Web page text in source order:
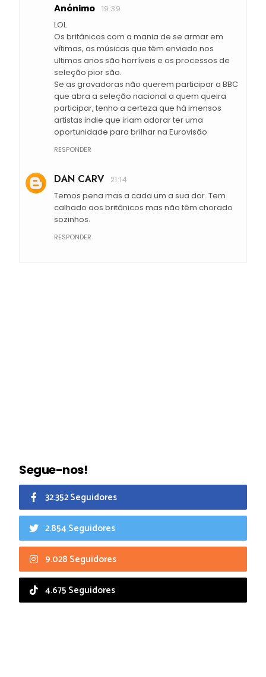
Anónimo 19:39
LOL
Os britânicos com a mania de se armar em
vítimas, as músicas que têm enviado nos
ultimos anos são horríveis e os processos de
seleção pior são.
Se as gravadoras não querem participar a BBC
que abra a seleção nacional a quem queira
participar, tenho a certeza que há imensos
artistas indie que iriam adorar ter uma
oportunidade para brilhar na Eurovisão
RESPONDER
DAN CARV 21:14
Temos pena mas a cada um a sua dor. Tem
calhado aos britânicos mas não têm chorado
sozinhos.
RESPONDER
Segue-nos!
32.352 Seguidores
2.854 Seguidores
9.028 Seguidores
4.675 Seguidores